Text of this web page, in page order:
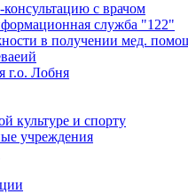
с врачом
служба "122"
в получении мед.
г.о. Лобня
культуре и спорту
учреждения